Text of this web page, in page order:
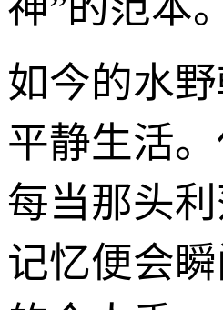
如今的水
平静生活
每当那头
记忆便会